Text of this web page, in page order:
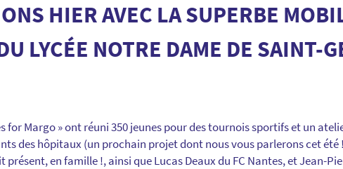
HIER AVEC LA SUPERBE
LYCÉE NOTRE DAME DE SAINT-
for Margo » ont réuni 350 jeunes pour des tournois sportifs et un
des hôpitaux (un prochain projet dont nous vous parlerons cet
en famille !, ainsi que Lucas Deaux du FC Nantes, et Jean-